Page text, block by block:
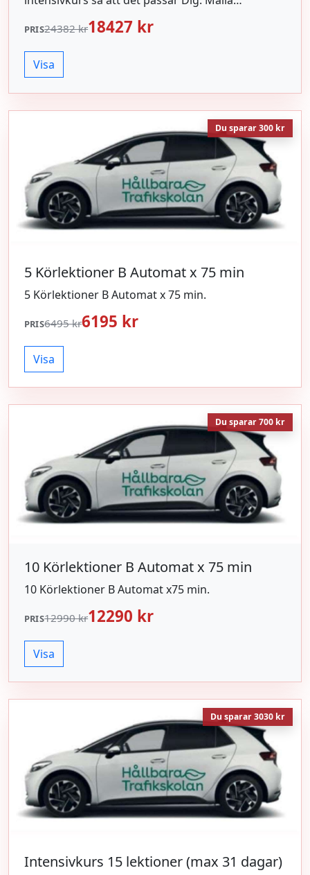
info@htig.se eller ring/messa 073-1559430 för
kontakt. Köpet kan genomföras direkt.
Erbjudandet gäller tills vidare. 15 st Körlektioner
B Automat x 75 min, Teorimaterial, Risk1 och
PRIS24382 kr18427 kr
Visa
Du sparar 300 kr
5 Körlektioner B Automat x 75 min
5 Körlektioner B Automat x 75 min.
PRIS6495 kr6195 kr
Visa
Du sparar 700 kr
10 Körlektioner B Automat x 75 min
10 Körlektioner B Automat x75 min.
PRIS12990 kr12290 kr
Visa
Du sparar 3030 kr
Intensivkurs 15 lektioner (max 31 dagar)